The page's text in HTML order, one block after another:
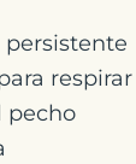
persistente
respirar
pecho